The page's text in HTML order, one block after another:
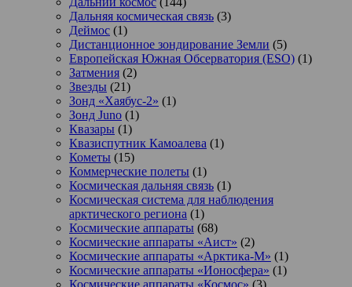
Дальняя космическая связь (3)
Деймос (1)
Дистанционное зондирование Земли (5)
Европейская Южная Обсерватория (ESO) (1)
Затмения (2)
Звезды (21)
Зонд «Хаябус-2» (1)
Зонд Juno (1)
Квазары (1)
Квазиспутник Камоалева (1)
Кометы (15)
Коммерческие полеты (1)
Космическая дальняя связь (1)
Космическая система для наблюдения
арктического региона (1)
Космические аппараты (68)
Космические аппараты «Аист» (2)
Космические аппараты «Арктика-М» (1)
Космические аппараты «Ионосфера» (1)